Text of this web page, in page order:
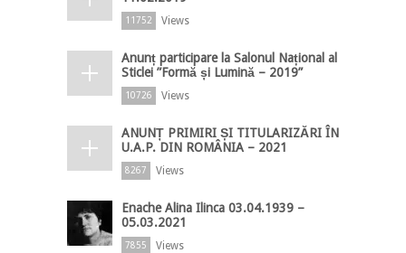
11752 Views
Anunț participare la Salonul Național al
Sticlei ”Formă și Lumină – 2019”
10726 Views
ANUNȚ PRIMIRI ȘI TITULARIZĂRI ÎN
U.A.P. DIN ROMÂNIA – 2021
8267 Views
Enache Alina Ilinca 03.04.1939 –
05.03.2021
7855 Views